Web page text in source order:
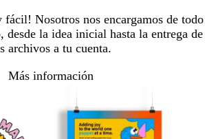
fácil! Nosotros nos encargamos de todo
desde la idea inicial hasta la entrega de
archivos a tu cuenta.
Más información